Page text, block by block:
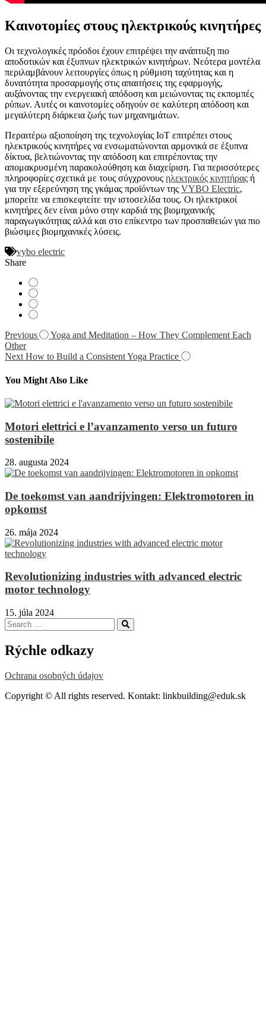
Καινοτομίες στους ηλεκτρικούς κινητήρες
Οι τεχνολογικές πρόοδοι έχουν επιτρέψει την ανάπτυξη πιο
αποδοτικών και έξυπνων ηλεκτρικών κινητήρων. Νεότερα μοντέλα
περιλαμβάνουν λειτουργίες όπως η ρύθμιση ταχύτητας και η
δυνατότητα προσαρμογής στις απαιτήσεις της εφαρμογής,
αυξάνοντας την ενεργειακή απόδοση και μειώνοντας τις εκπομπές
ρύπων. Αυτές οι καινοτομίες οδηγούν σε καλύτερη απόδοση και
μεγαλύτερη διάρκεια ζωής των μηχανημάτων.
Περαιτέρω αξιοποίηση της τεχνολογίας IoT επιτρέπει στους
ηλεκτρικούς κινητήρες να ενσωματώνονται αρμονικά σε έξυπνα
δίκτυα, βελτιώνοντας την απόδοση και επιτρέποντας την
απομακρυσμένη παρακολούθηση και διαχείριση. Για περισσότερες
πληροφορίες σχετικά με τους σύγχρονους ηλεκτρικός κινητήρας ή
για την εξερεύνηση της γκάμας προϊόντων της VYBO Electric,
μπορείτε να επισκεφτείτε την ιστοσελίδα τους. Οι ηλεκτρικοί
κινητήρες δεν είναι μόνο στην καρδιά της βιομηχανικής
παραγωγικότητας αλλά και στο επίκεντρο των προσπαθειών για πιο
βιώσιμες βιομηχανικές λύσεις.
vybo electric
Share
Navigácia
v
Previous
Yoga and Meditation – How They Complement Each
Other
Next How to Build a Consistent Yoga Practice
You Might Also Like
Motori elettrici e l’avanzamento verso un futuro
sostenibile
28. augusta 2024
De toekomst van aandrijvingen: Elektromotoren in
opkomst
26. mája 2024
Revolutionizing industries with advanced electric
motor technology
15. júla 2024
Search
for:
Search
Rýchle odkazy
Ochrana osobných údajov
Copyright © All rights reserved. Kontakt: linkbuilding@eduk.sk